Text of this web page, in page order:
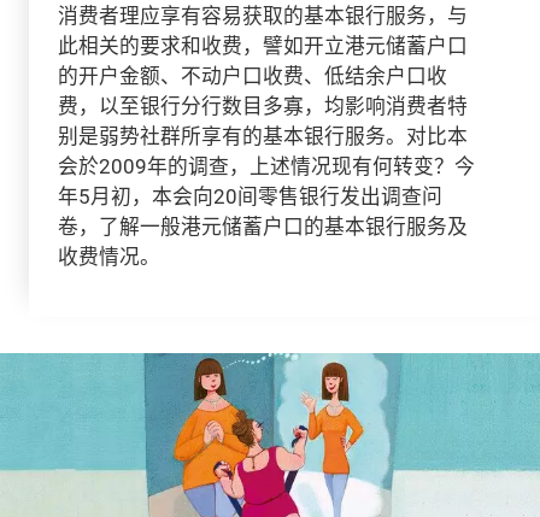
消费者理应享有容易获取的基本银行服务，与
此相关的要求和收费，譬如开立港元储蓄户口
的开户金额、不动户口收费、低结余户口收
费，以至银行分行数目多寡，均影响消费者特
别是弱势社群所享有的基本银行服务。对比本
会於2009年的调查，上述情况现有何转变？今
年5月初，本会向20间零售银行发出调查问
卷，了解一般港元储蓄户口的基本银行服务及
收费情况。